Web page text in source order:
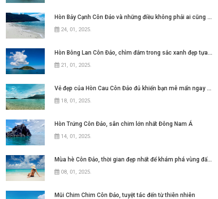
Hòn Bảy Cạnh Côn Đảo và những điều không phải ai cũng biết
24, 01, 2025.
Hòn Bông Lan Côn Đảo, chìm đắm trong sắc xanh đẹp tựa thiên đường
21, 01, 2025.
Vẻ đẹp của Hòn Cau Côn Đảo đủ khiến bạn mê mẩn ngay từ lần đầu
18, 01, 2025.
Hòn Trứng Côn Đảo, sân chim lớn nhất Đông Nam Á
14, 01, 2025.
Mùa hè Côn Đảo, thời gian đẹp nhất để khám phá vùng đất này
08, 01, 2025.
Mũi Chim Chim Côn Đảo, tuyệt tác đến từ thiên nhiên